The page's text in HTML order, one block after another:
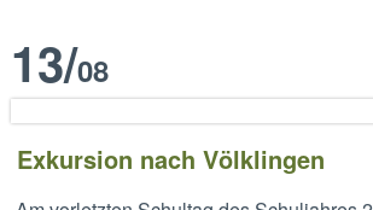
13/08
Exkursion nach Völklingen